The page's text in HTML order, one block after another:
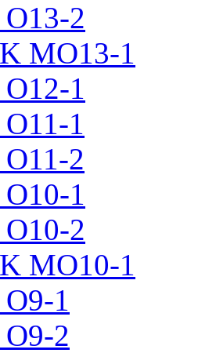
2
MO13-1
1
1
2
1
2
MO10-1
1
2